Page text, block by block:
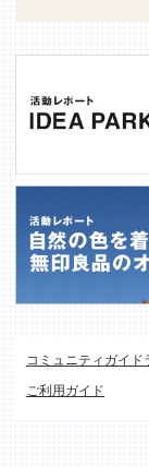
コミュニティガイド
ご利用ガイド